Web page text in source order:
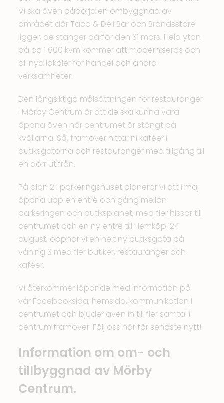
Vi ska även påbörja en ombyggnad av
området där Taco & Deli Bar och Brandsstore
ligger, de stänger därför den 31 mars. Hela ytan
på ca 1 600 kvm kommer att moderniseras och
bli nya lokaler för handel och andra
verksamheter.
Den långsiktiga målsättningen för restauranger
i Mörby Centrum är att de ska kunna vara
öppna även när centrumet är stängt på
kvällarna. Så, framöver hittar ni kaféer i
butiksgatorna och restauranger med tillgång till
en dörr utifrån.
På plan 2 i parkeringshuset planerar vi att i maj
öppna upp en entré och gång mellan
parkeringen och butiksplanet, med fler hissar till
centrumet och en ny entré till Hemköp. 24
augusti öppnar vi en helt ny butiksgata på
våning 3 med fler butiker, restauranger och
kaféer.
Vi återkommer löpande med information på
vår Facebooksida, hemsida, kommunikation i
centrumet och bjuder även in till fler samtal i
centrum framöver. Följ oss här för senaste nytt!
Information om om- och
tillbyggnad av Mörby
Centrum.